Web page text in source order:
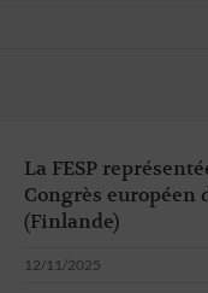
La FESP
Congrès européen
(Finlande)
12/11/2025